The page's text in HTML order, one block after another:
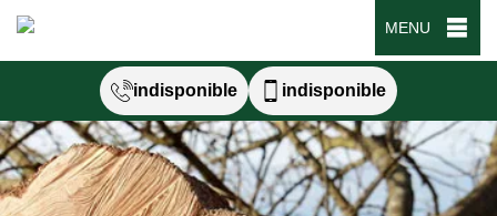
MENU
indisponible indisponible